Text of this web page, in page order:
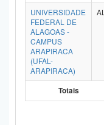
UNIVERSIDADE
FEDERAL DE
ALAGOAS -
CAMPUS
ARAPIRACA
(UFAL-
ARAPIRACA)
AL
Totais